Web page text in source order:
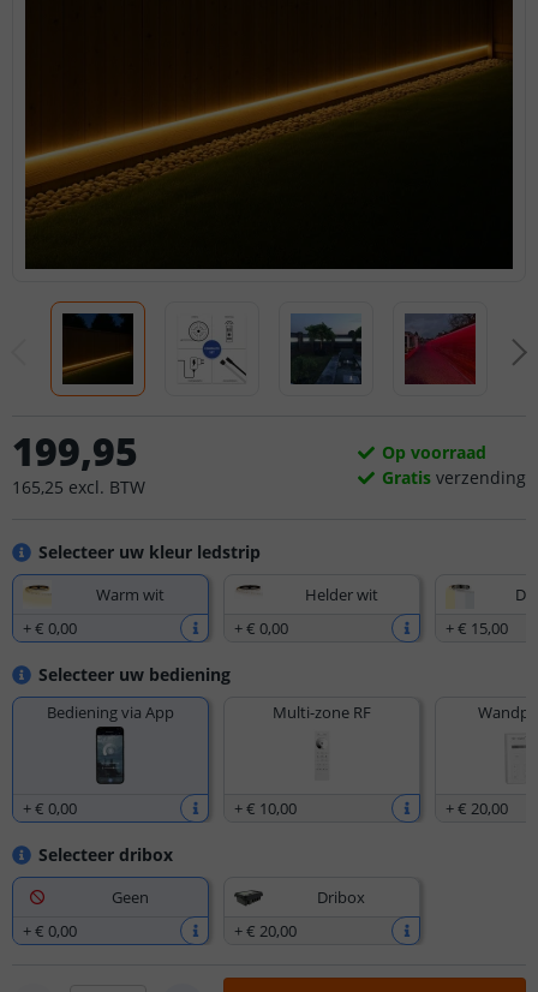
Selecteer uw kleur ledstrip
Warm wit
+€ 0,00
Helder wit
+€ 0,00
+€ 15,00
Selecteer uw bediening
Bediening via App
+€ 0,00
Multi-zone RF
+€ 10,00 +€ 20,00
Selecteer dribox
Geen
+€ 0,00
Dribox
+€ 20,00
199,95
165,25 excl. BTW
Op voorraad
Gratis verzending